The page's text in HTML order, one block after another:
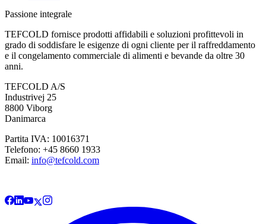
Passione integrale
TEFCOLD fornisce prodotti affidabili e soluzioni profittevoli in
grado di soddisfare le esigenze di ogni cliente per il raffreddamento
e il congelamento commerciale di alimenti e bevande da oltre 30
anni.
TEFCOLD A/S
Industrivej 25
8800 Viborg
Danimarca
Partita IVA: 10016371
Telefono: +45 8660 1933
Email: info@tefcold.com